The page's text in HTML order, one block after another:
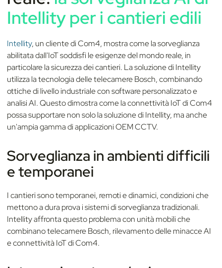
Intellity per i cantieri edili
Intellity, un cliente di Com4, mostra come la sorveglianza
abilitata dall'IoT soddisfi le esigenze del mondo reale, in
particolare la sicurezza dei cantieri. La soluzione di Intellity
utilizza la tecnologia delle telecamere Bosch, combinando
ottiche di livello industriale con software personalizzato e
analisi AI. Questo dimostra come la connettività IoT di Com4
possa supportare non solo la soluzione di Intellity, ma anche
un'ampia gamma di applicazioni OEM CCTV.
Sorveglianza in ambienti difficili
e temporanei
I cantieri sono temporanei, remoti e dinamici, condizioni che
mettono a dura prova i sistemi di sorveglianza tradizionali.
Intellity affronta questo problema con unità mobili che
combinano telecamere Bosch, rilevamento delle minacce AI
e connettività IoT di Com4.